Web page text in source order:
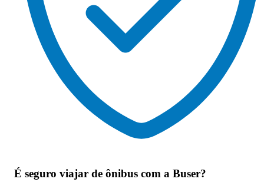
É seguro viajar de ônibus com a Buser?